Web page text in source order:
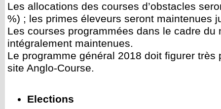
Les allocations des courses d’obstacles
%) ; les primes éleveurs seront maintenues
Les courses programmées dans le cadre du
intégralement maintenues.
Le programme général 2018 doit figurer très
site Anglo-Course.
Elections